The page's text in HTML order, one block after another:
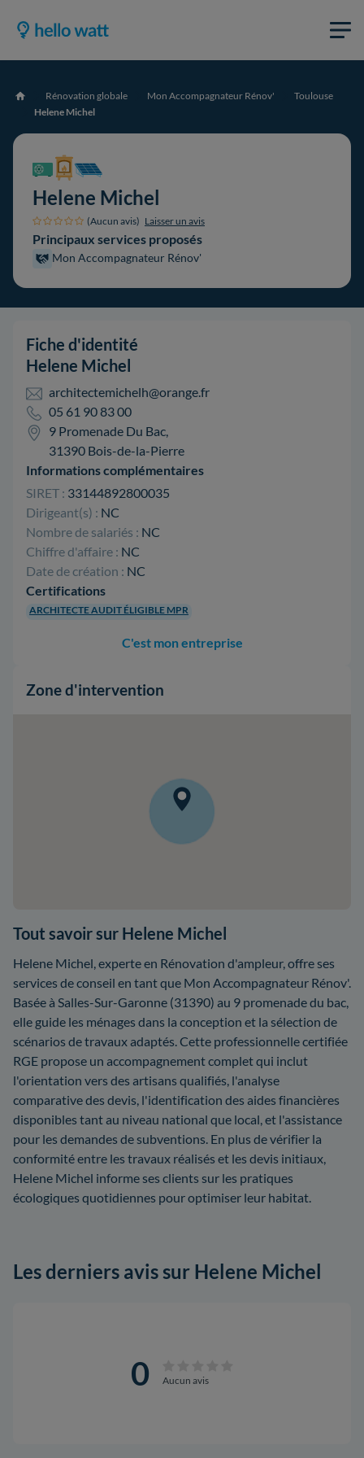
Accueil Rénovation globale Mon Accompagnateur Rénov'
Toulouse
Helene Michel
Helene Michel
(Aucun avis) Laisser un avis
Principaux services proposés
Mon Accompagnateur Rénov'
Fiche d'identité
Helene Michel
architectemichelh@orange.fr
05 61 90 83 00
9 Promenade Du Bac,
31390 Bois-de-la-Pierre
Informations complémentaires
SIRET : 33144892800035
Dirigeant(s) : NC
Nombre de salariés : NC
Chiffre d'affaire : NC
Date de création : NC
Certifications
ARCHITECTE AUDIT ÉLIGIBLE MPR
C'est mon entreprise
Zone d'intervention
Tout savoir sur Helene Michel
Helene Michel, experte en Rénovation d'ampleur, offre ses
services de conseil en tant que Mon Accompagnateur Rénov'.
Basée à Salles-Sur-Garonne (31390) au 9 promenade du bac,
elle guide les ménages dans la conception et la sélection de
scénarios de travaux adaptés. Cette professionnelle certifiée
RGE propose un accompagnement complet qui inclut
l'orientation vers des artisans qualifiés, l'analyse
comparative des devis, l'identification des aides financières
disponibles tant au niveau national que local, et l'assistance
pour les demandes de subventions. En plus de vérifier la
conformité entre les travaux réalisés et les devis initiaux,
Helene Michel informe ses clients sur les pratiques
écologiques quotidiennes pour optimiser leur habitat.
Les derniers avis sur Helene Michel
0 Aucun avis